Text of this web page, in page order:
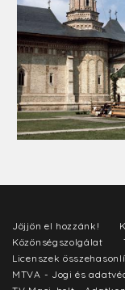
Jöjjön el hozzánk!
Közönségszolgálat
Licenszek
MTVA - Jogi és